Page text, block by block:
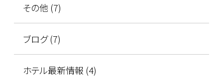
その他 (7)
ブログ (7)
ホテル最新情報 (4)